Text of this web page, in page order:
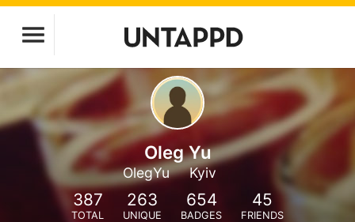
Oleg Yu
OlegYu Kyiv
387
TOTAL
263
UNIQUE
654
BADGES
45
FRIENDS